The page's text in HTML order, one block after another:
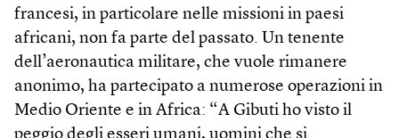
francesi, in particolare nelle missioni in paesi
africani, non fa parte del passato. Un tenente
dell’aeronautica militare, che vuole rimanere
anonimo, ha partecipato a numerose operazioni in
Medio Oriente e in Africa: “A Gibuti ho visto il
peggio degli esseri umani, uomini che si